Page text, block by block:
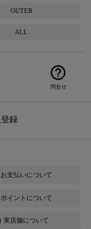
OUTER
ALL
help_outline
問合せ
録
お支払いについて
ポイントについて
実店舗について